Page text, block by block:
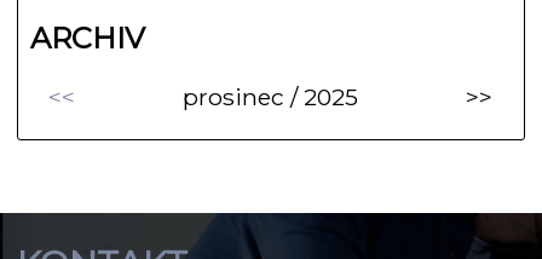
ARCHIV
<< prosinec / 2025 >>